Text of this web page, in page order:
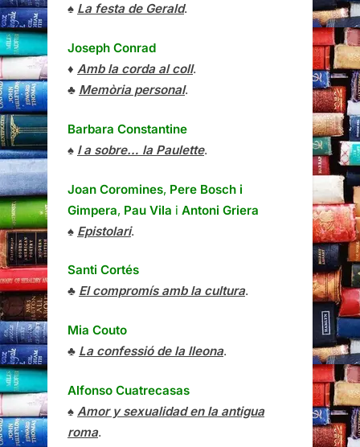
♠ La festa de Gerald.
Joseph Conrad
♦ Amb la corda al coll.
♣ Memòria personal.
Barbara Constantine
♠ I a sobre… la Paulette.
Joan Coromines, Pere Bosch i
Gimpera, Pau Vila i Antoni Griera
♠ Epistolari.
Santi Cortés
♣ El compromís amb la cultura.
Mia Couto
♣ La confessió de la lleona.
Alfonso Cuatrecasas
♠ Amor y sexualidad en la antigua
roma.